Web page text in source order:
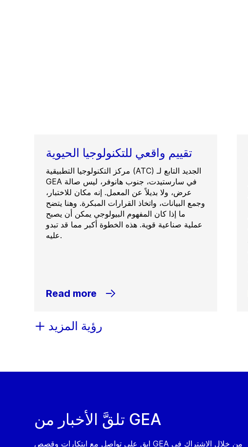
تقييم واقعي للتكنولوجيا الحيوية
مركز التكنولوجيا التطبيقية (ATC) الجديد التابع لـ
GEA في سارستيدت، جنوب هانوفر، ليس صالة
عرض، ولا بديلاً عن المعمل. إنه مكان للاختبار،
وجمع البيانات، واتخاذ القرارات المبكرة. وهنا يتضح
ما إذا كان المفهوم البيولوجي يمكن أن يصبح
عملية صناعية قوية. هذه الخطوة أكبر مما قد تبدو
عليه.
Read more
رؤية المزيد
تلقَّ الأخبار من GEA
ابق على تواصل مع ابتكارات وقصص GEA من خلال الاشتراك في